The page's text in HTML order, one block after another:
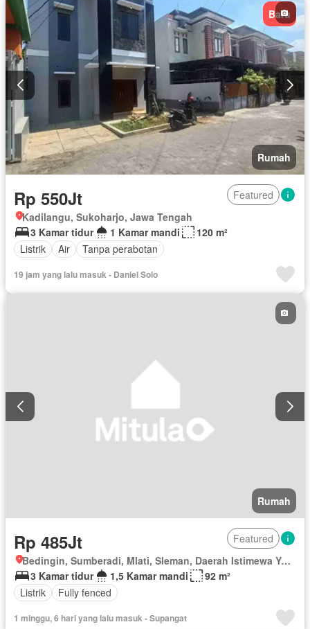
Baru
Rumah
Rp 550Jt
Featured
Kadilangu, Sukoharjo, Jawa Tengah
3 Kamar tidur
1 Kamar mandi
120 m²
Listrik
Air Tanpa perabotan
19 jam yang lalu masuk - Daniel Solo
Rumah
Rp 485Jt
Featured
Bedingin, Sumberadi, Mlati, Sleman, Daerah Istimewa Yogyakarta
3 Kamar tidur
1,5 Kamar mandi
92 m²
Listrik
Fully fenced
1 minggu, 6 hari yang lalu masuk - Supangat